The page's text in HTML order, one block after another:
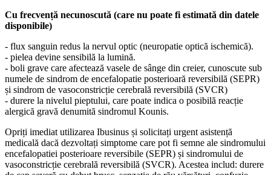
Cu frecvență necunoscută (care nu poate fi estimată din datele
disponibile)
- flux sanguin redus la nervul optic (neuropatie optică ischemică).
- pielea devine sensibilă la lumină.
- boli grave care afectează vasele de sânge din creier, cunoscute sub
numele de sindrom de encefalopatie posterioară reversibilă (SEPR)
și sindrom de vasoconstricție cerebrală reversibilă (SVCR)
- durere la nivelul pieptului, care poate indica o posibilă reacție
alergică gravă denumită sindromul Kounis.
Opriți imediat utilizarea Ibusinus și solicitați urgent asistență
medicală dacă dezvoltați simptome care pot fi semne ale sindromului
encefalopatiei posterioare reversibile (SEPR) și sindromului de
vasoconstricție cerebrală reversibilă (SVCR). Acestea includ: durere